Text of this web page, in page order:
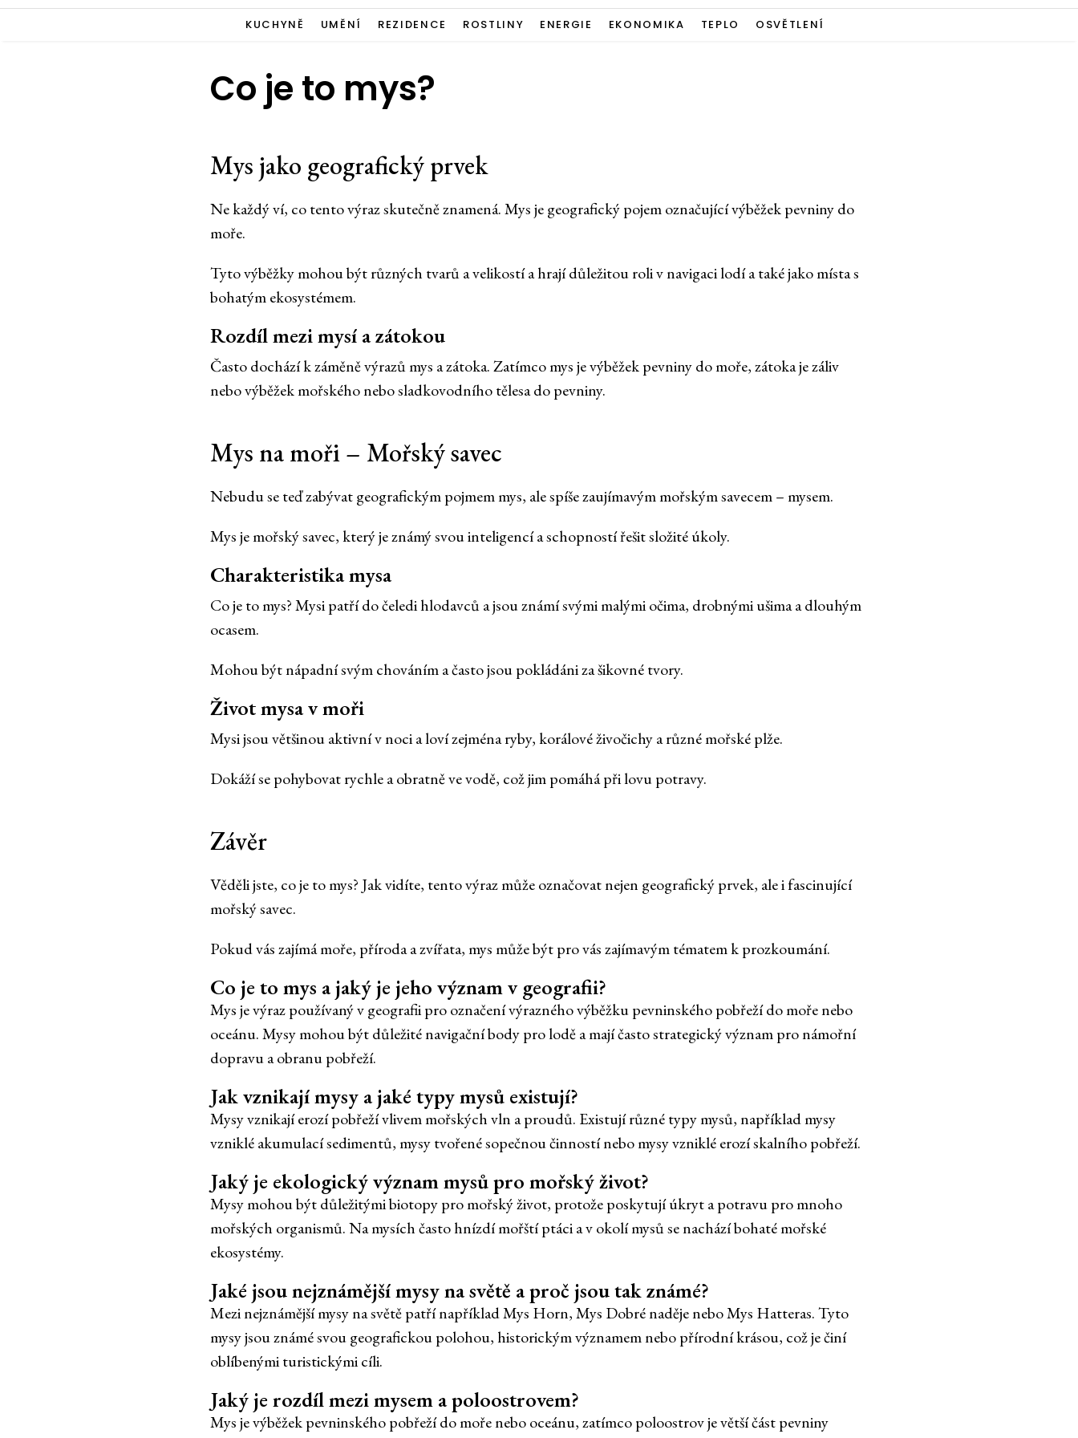
KUCHYNĚ UMĚNÍ REZIDENCE ROSTLINY ENERGIE EKONOMIKA TEPLO OSVĚTLENÍ
Co je to mys?
Mys jako geografický prvek
Ne každý ví, co tento výraz skutečně znamená. Mys je geografický pojem označující výběžek pevniny do
moře.
Tyto výběžky mohou být různých tvarů a velikostí a hrají důležitou roli v navigaci lodí a také jako místa s
bohatým ekosystémem.
Rozdíl mezi mysí a zátokou
Často dochází k záměně výrazů mys a zátoka. Zatímco mys je výběžek pevniny do moře, zátoka je záliv
nebo výběžek mořského nebo sladkovodního tělesa do pevniny.
Mys na moři – Mořský savec
Nebudu se teď zabývat geografickým pojmem mys, ale spíše zaujímavým mořským savecem – mysem.
Mys je mořský savec, který je známý svou inteligencí a schopností řešit složité úkoly.
Charakteristika mysa
Co je to mys? Mysi patří do čeledi hlodavců a jsou známí svými malými očima, drobnými ušima a dlouhým
ocasem.
Mohou být nápadní svým chováním a často jsou pokládáni za šikovné tvory.
Život mysa v moři
Mysi jsou většinou aktivní v noci a loví zejména ryby, korálové živočichy a různé mořské plže.
Dokáží se pohybovat rychle a obratně ve vodě, což jim pomáhá při lovu potravy.
Závěr
Věděli jste, co je to mys? Jak vidíte, tento výraz může označovat nejen geografický prvek, ale i fascinující
mořský savec.
Pokud vás zajímá moře, příroda a zvířata, mys může být pro vás zajímavým tématem k prozkoumání.
Co je to mys a jaký je jeho význam v geografii?
Mys je výraz používaný v geografii pro označení výrazného výběžku pevninského pobřeží do moře nebo
oceánu. Mysy mohou být důležité navigační body pro lodě a mají často strategický význam pro námořní
dopravu a obranu pobřeží.
Jak vznikají mysy a jaké typy mysů existují?
Mysy vznikají erozí pobřeží vlivem mořských vln a proudů. Existují různé typy mysů, například mysy
vzniklé akumulací sedimentů, mysy tvořené sopečnou činností nebo mysy vzniklé erozí skalního pobřeží.
Jaký je ekologický význam mysů pro mořský život?
Mysy mohou být důležitými biotopy pro mořský život, protože poskytují úkryt a potravu pro mnoho
mořských organismů. Na mysích často hnízdí mořští ptáci a v okolí mysů se nachází bohaté mořské
ekosystémy.
Jaké jsou nejznámější mysy na světě a proč jsou tak známé?
Mezi nejznámější mysy na světě patří například Mys Horn, Mys Dobré naděje nebo Mys Hatteras. Tyto
mysy jsou známé svou geografickou polohou, historickým významem nebo přírodní krásou, což je činí
oblíbenými turistickými cíli.
Jaký je rozdíl mezi mysem a poloostrovem?
Mys je výběžek pevninského pobřeží do moře nebo oceánu, zatímco poloostrov je větší část pevniny